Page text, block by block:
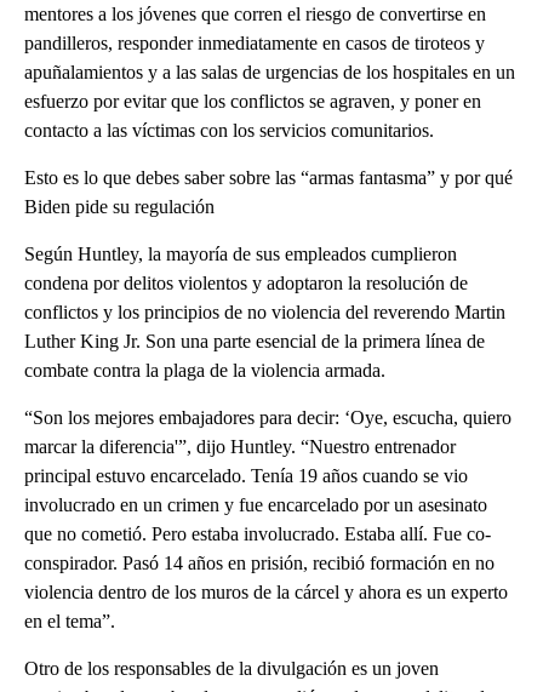
mentores a los jóvenes que corren el riesgo de convertirse en
pandilleros, responder inmediatamente en casos de tiroteos y
apuñalamientos y a las salas de urgencias de los hospitales en un
esfuerzo por evitar que los conflictos se agraven, y poner en
contacto a las víctimas con los servicios comunitarios.
Esto es lo que debes saber sobre las “armas fantasma” y por qué
Biden pide su regulación
Según Huntley, la mayoría de sus empleados cumplieron
condena por delitos violentos y adoptaron la resolución de
conflictos y los principios de no violencia del reverendo Martin
Luther King Jr. Son una parte esencial de la primera línea de
combate contra la plaga de la violencia armada.
“Son los mejores embajadores para decir: ‘Oye, escucha, quiero
marcar la diferencia'”, dijo Huntley. “Nuestro entrenador
principal estuvo encarcelado. Tenía 19 años cuando se vio
involucrado en un crimen y fue encarcelado por un asesinato
que no cometió. Pero estaba involucrado. Estaba allí. Fue co-
conspirador. Pasó 14 años en prisión, recibió formación en no
violencia dentro de los muros de la cárcel y ahora es un experto
en el tema”.
Otro de los responsables de la divulgación es un joven